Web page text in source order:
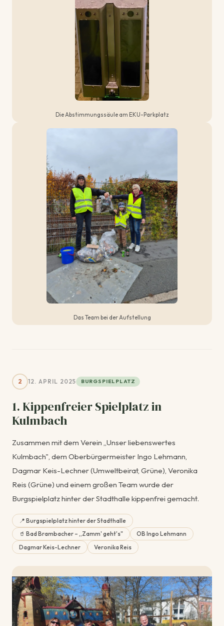
Die Abstimmungssäule am EKU-Parkplatz
Das Team bei der Aufstellung
2 12. APRIL 2025 BURGSPIELPLATZ
1. Kippenfreier Spielplatz in
Kulmbach
Zusammen mit dem Verein „Unser liebenswertes
Kulmbach", dem Oberbürgermeister Ingo Lehmann,
Dagmar Keis-Lechner (Umweltbeirat, Grüne), Veronika
Reis (Grüne) und einem großen Team wurde der
Burgspielplatz hinter der Stadthalle kippenfrei gemacht.
📍 Burgspielplatz hinter der Stadthalle
🥤 Bad Brambacher – „Zamm' geht's"
OB Ingo Lehmann
Dagmar Keis-Lechner
Veronika Reis